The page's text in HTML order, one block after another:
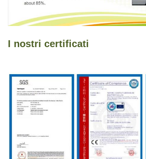
I nostri certificati